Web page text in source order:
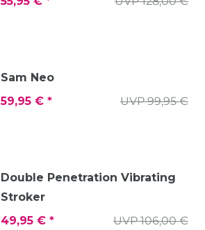
Sam Neo
UVP 99,95 €
59,95 € *
Double Penetration Vibrating
Stroker
UVP 106,00 €
49,95 € *